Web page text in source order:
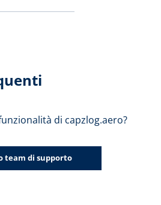
di capzlog.aero?
team di supporto